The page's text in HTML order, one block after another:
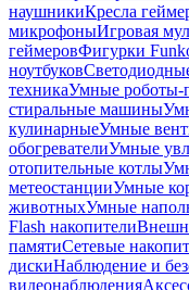
наушникиКресла
микрофоныИгровая
геймеровФигурки
ноутбуков
техникаУмные роботы-
стиральные машины
кулинарныеУмные
обогревателиУмные
отопительные котлы
метеостанцииУмные
животныхУмные
Flash накопители
памятиСетевые
дискиНаблюдение и
видеонаблюдения